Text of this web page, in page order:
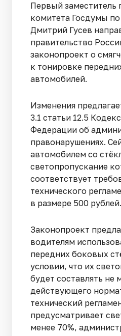
Первый заместитель
комитета Госдумы
Дмитрий Гусев
правительство
законопроект о
к тонировке
автомобилей.
Изменения
3.1 статьи 12.5
Федерации об
правонарушениях.
автомобилем со
светопропускание
соответствует
технического
в размере 500 рублей.
Законопроект
водителям
передних боковых
условии, что их
будет составлять не
действующего
технический
предусматривает
менее 70%,